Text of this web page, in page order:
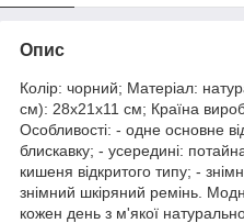
Опис
Колір: чорний; Матеріал:
см): 28х21х11 см; Країна
Особливості: - одне основне
блискавку; - усередині:
кишеня відкритого типу; -
знімний шкіряний ремінь.
кожен день з м'якої